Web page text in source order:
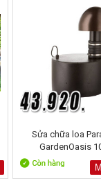
Sửa chữa loa
GardenOasis